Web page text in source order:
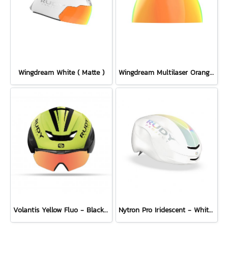
Wingdream White ( Matte ) Wingdream Multilaser Orange Lens
Volantis Yellow Fluo - Black Matte + Multilaser Orange Combo Set Nytron Pro Iridescent - White Matte